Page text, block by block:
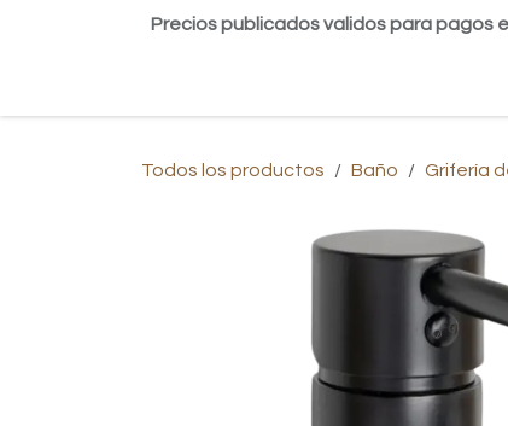
Precios publicados validos para pagos
Todos los productos Baño Grifería